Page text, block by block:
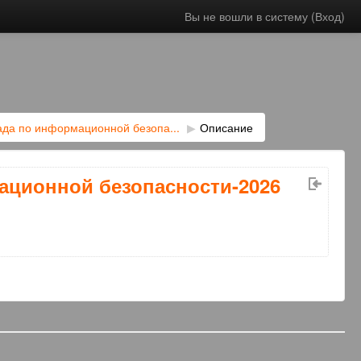
Вы не вошли в систему (Вход)
по информационной безопа... ▶︎ Описание
безопасности-2026